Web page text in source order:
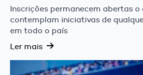
Inscrições permanecem abertas o
contemplam iniciativas de
em todo o país
Ler mais